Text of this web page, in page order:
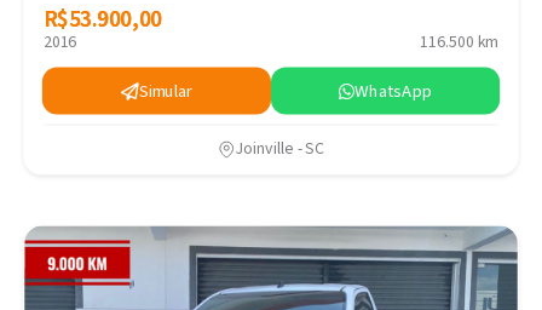
R$53.900,00
R$53.900,00
2016 116.500 km
Simular WhatsApp
Joinville - SC